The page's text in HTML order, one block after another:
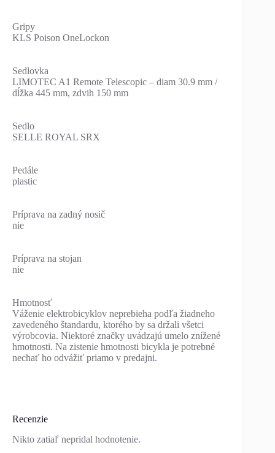
Gripy
KLS Poison OneLockon
Sedlovka
LIMOTEC A1 Remote Telescopic – diam 30.9 mm /
dĺžka 445 mm, zdvih 150 mm
Sedlo
SELLE ROYAL SRX
Pedále
plastic
Príprava na zadný nosič
nie
Príprava na stojan
nie
Hmotnosť
Váženie elektrobicyklov neprebieha podľa žiadneho
zavedeného štandardu, ktorého by sa držali všetci
výrobcovia. Niektoré značky uvádzajú umelo znížené
hmotnosti. Na zistenie hmotnosti bicykla je potrebné
nechať ho odvážiť priamo v predajni.
Recenzie
Nikto zatiaľ nepridal hodnotenie.